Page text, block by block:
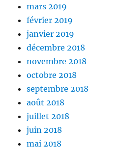
mars 2019
février 2019
janvier 2019
décembre 2018
novembre 2018
octobre 2018
septembre 2018
août 2018
juillet 2018
juin 2018
mai 2018